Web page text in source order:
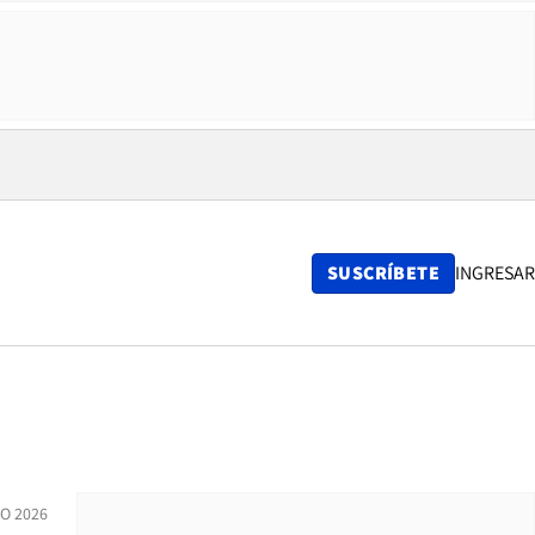
SUSCRÍBETE INGRESAR
2026